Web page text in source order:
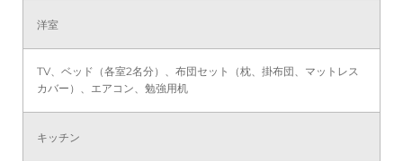
洋室
TV、ベッド（各室2名分）、布団セット（枕、掛布団、マットレス
カバー）、エアコン、勉強用机
キッチン